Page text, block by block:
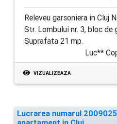
Releveu garsoniera in Cluj
Str. Lombului nr. 3, bloc de
Suprafata 21 mp.
Luc**
VIZUALIZEAZA
Lucrarea numarul